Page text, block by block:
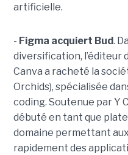
artificielle.
- Figma acquiert Bud.
diversification, l’éditeur
Canva a racheté la
Orchids), spécialisée
coding. Soutenue par Y
débuté en tant que
domaine permettant
rapidement des